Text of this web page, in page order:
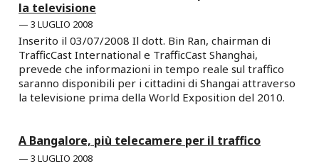
la televisione
3 LUGLIO 2008
Inserito il 03/07/2008 Il dott. Bin Ran, chairman di
TrafficCast International e TrafficCast Shanghai,
prevede che informazioni in tempo reale sul traffico
saranno disponibili per i cittadini di Shangai attraverso
la televisione prima della World Exposition del 2010.
A Bangalore, più telecamere per il traffico
3 LUGLIO 2008